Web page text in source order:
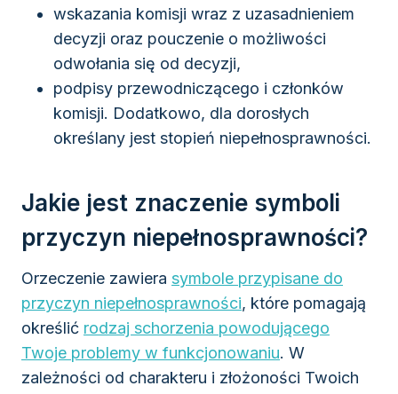
wskazania komisji wraz z uzasadnieniem
decyzji oraz pouczenie o możliwości
odwołania się od decyzji,
podpisy przewodniczącego i członków
komisji. Dodatkowo, dla dorosłych
określany jest stopień niepełnosprawności.
Jakie jest znaczenie symboli
przyczyn niepełnosprawności?
Orzeczenie zawiera symbole przypisane do
przyczyn niepełnosprawności, które pomagają
określić rodzaj schorzenia powodującego
Twoje problemy w funkcjonowaniu. W
zależności od charakteru i złożoności Twoich